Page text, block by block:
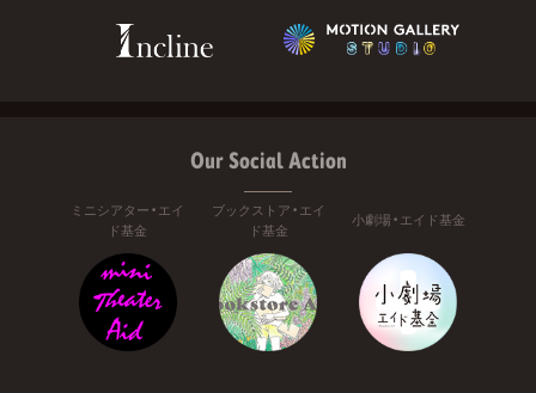
Our Social Action
ミニシアター・エイ
ド基金
ブックストア・エイ
ド基金
小劇場・エイド基金